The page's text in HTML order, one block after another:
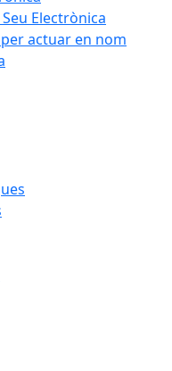
Electrònica
actuar en nom